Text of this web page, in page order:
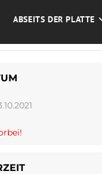
ABSEITS DER PLATTE